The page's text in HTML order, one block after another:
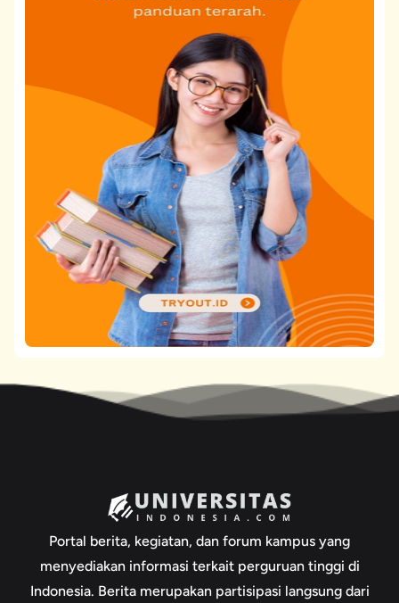
Portal berita, kegiatan, dan forum kampus yang
menyediakan informasi terkait perguruan tinggi di
Indonesia. Berita merupakan partisipasi langsung dari